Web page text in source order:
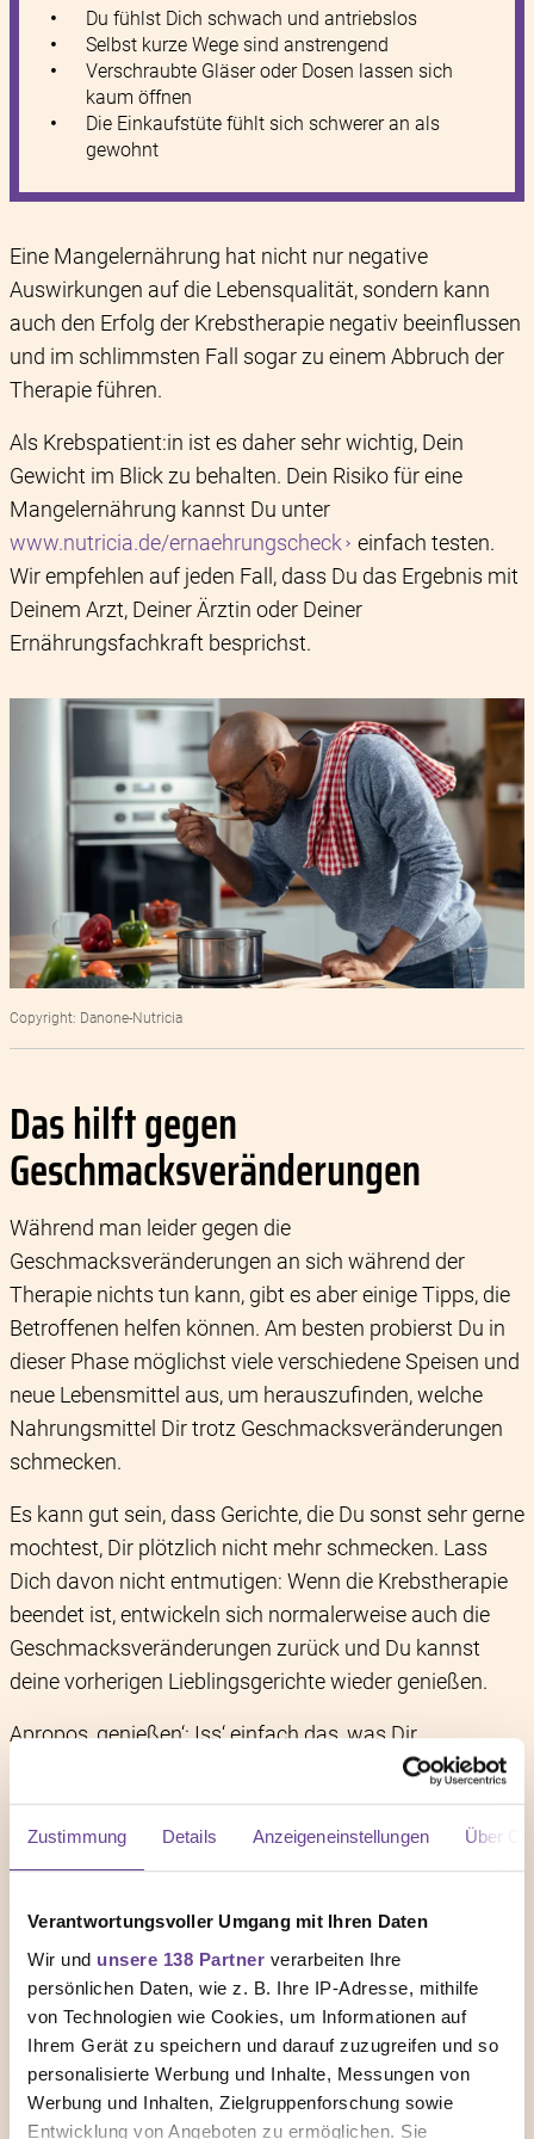
Zustimmung Details Anzeigeneinstellungen Über
Verantwortungsvoller Umgang mit Ihren Daten
Wir und unsere 138 Partner verarbeiten Ihre
persönlichen Daten, wie z. B. Ihre IP-Adresse, mithilfe
von Technologien wie Cookies, um Informationen auf
Ihrem Gerät zu speichern und darauf zuzugreifen und so
personalisierte Werbung und Inhalte, Messungen von
Werbung und Inhalten, Zielgruppenforschung sowie
Entwicklung von Angeboten zu ermöglichen. Sie
Du fühlst Dich schwach und antriebslos
Selbst kurze Wege sind anstrengend
Verschraubte Gläser oder Dosen lassen sich
kaum öffnen
Die Einkaufstüte fühlt sich schwerer an als
gewohnt
Eine Mangelernährung hat nicht nur negative
Auswirkungen auf die Lebensqualität, sondern kann
auch den Erfolg der Krebstherapie negativ beeinflussen
und im schlimmsten Fall sogar zu einem Abbruch der
Therapie führen.
Als Krebspatient:in ist es daher sehr wichtig, Dein
Gewicht im Blick zu behalten. Dein Risiko für eine
Mangelernährung kannst Du unter
www.nutricia.de/ernaehrungscheck
einfach testen.
Wir empfehlen auf jeden Fall, dass Du das Ergebnis mit
Deinem Arzt, Deiner Ärztin oder Deiner
Ernährungsfachkraft besprichst.
Copyright: Danone-Nutricia
Das hilft gegen
Geschmacksveränderungen
Während man leider gegen die
Geschmacksveränderungen an sich während der
Therapie nichts tun kann, gibt es aber einige Tipps, die
Betroffenen helfen können. Am besten probierst Du in
dieser Phase möglichst viele verschiedene Speisen und
neue Lebensmittel aus, um herauszufinden, welche
Nahrungsmittel Dir trotz Geschmacksveränderungen
schmecken.
Es kann gut sein, dass Gerichte, die Du sonst sehr gerne
mochtest, Dir plötzlich nicht mehr schmecken. Lass
Dich davon nicht entmutigen: Wenn die Krebstherapie
beendet ist, entwickeln sich normalerweise auch die
Geschmacksveränderungen zurück und Du kannst
deine vorherigen Lieblingsgerichte wieder genießen.
Apropos ‚genießen‘: Iss‘ einfach das, was Dir
momentan schmeckt und worauf Du Lust hast. Jetzt
steht vor allem im Vordergrund, genügend Energie zu
Dir zu nehmen, um bei Kräften zu bleiben. Und während
man gesunden Menschen von Ablenkung beim Essen
nebenher deine Lieblingsserie.
Wenn Du Dich danach fühlst, versuche öfter mit
Freunden oder Familie gemeinsam zu essen – denn in
Gesellschaft schmeckt es tatsächlich oft besser.
Vielleicht hast Du auch keinen großen Hunger. In
diesem Fall kann es helfen mehrere, kleinere